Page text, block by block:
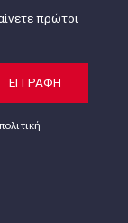
πρώτοι
ΕΓΓΡΑΦΗ